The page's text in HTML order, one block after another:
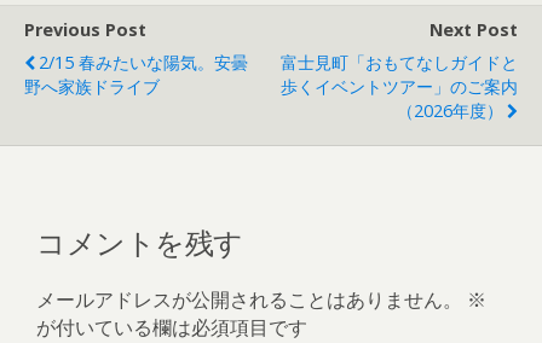
Previous Post
2/15 春みたいな陽気。安曇
野へ家族ドライブ
Next Post
富士見町「おもてなしガイドと
歩くイベントツアー」のご案内
（2026年度）
コメントを残す
メールアドレスが公開されることはありません。
※
が付いている欄は必須項目です